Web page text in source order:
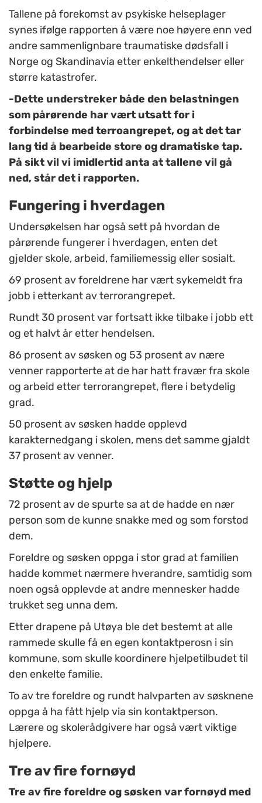
Tallene på forekomst av psykiske helseplager
synes ifølge rapporten å være noe høyere enn ved
andre sammenlignbare traumatiske dødsfall i
Norge og Skandinavia etter enkelthendelser eller
større katastrofer.
-Dette understreker både den belastningen
som pårørende har vært utsatt for i
forbindelse med terroangrepet, og at det tar
lang tid å bearbeide store og dramatiske tap.
På sikt vil vi imidlertid anta at tallene vil gå
ned, står det i rapporten.
Fungering i hverdagen
Undersøkelsen har også sett på hvordan de
pårørende fungerer i hverdagen, enten det
gjelder skole, arbeid, familiemessig eller sosialt.
69 prosent av foreldrene har vært sykemeldt fra
jobb i etterkant av terrorangrepet.
Rundt 30 prosent var fortsatt ikke tilbake i jobb ett
og et halvt år etter hendelsen.
86 prosent av søsken og 53 prosent av nære
venner rapporterte at de har hatt fravær fra skole
og arbeid etter terrorangrepet, flere i betydelig
grad.
50 prosent av søsken hadde opplevd
karakternedgang i skolen, mens det samme gjaldt
37 prosent av venner.
Støtte og hjelp
72 prosent av de spurte sa at de hadde en nær
person som de kunne snakke med og som forstod
dem.
Foreldre og søsken oppga i stor grad at familien
hadde kommet nærmere hverandre, samtidig som
noen også opplevde at andre mennesker hadde
trukket seg unna dem.
Etter drapene på Utøya ble det bestemt at alle
rammede skulle få en egen kontaktperosn i sin
kommune, som skulle koordinere hjelpetilbudet til
den enkelte familie.
To av tre foreldre og rundt halvparten av søsknene
oppga å ha fått hjelp via sin kontaktperson.
Lærere og skolerådgivere har også vært viktige
hjelpere.
Tre av fire fornøyd
Tre av fire foreldre og søsken var fornøyd med